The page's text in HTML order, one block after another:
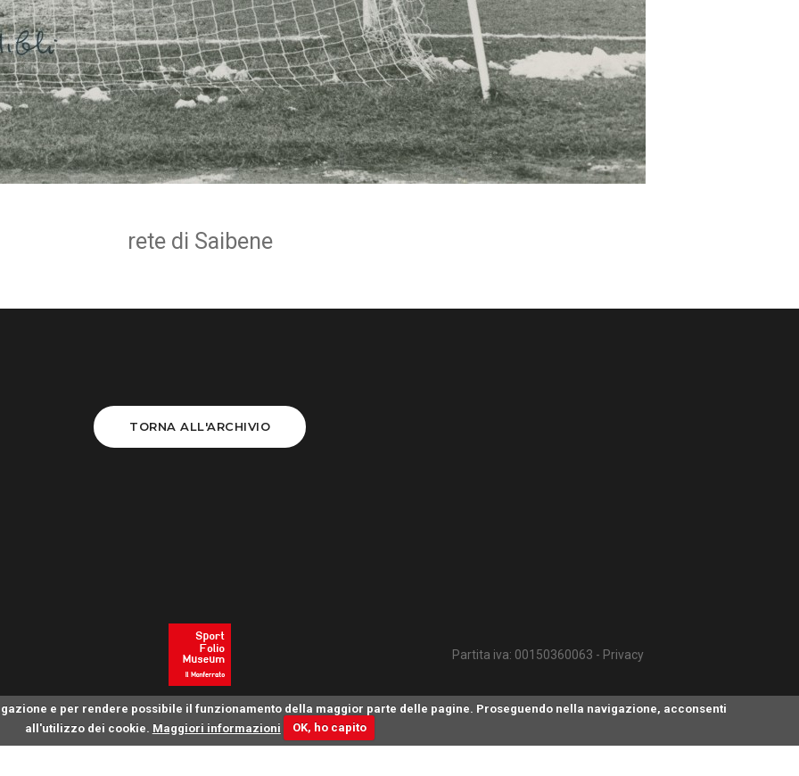
rete di Saibene
TORNA ALL'ARCHIVIO
Partita iva: 00150360063 - Privacy
e per rendere possibile il funzionamento della maggior parte delle pagine. Proseguendo nella navigazione, acconsenti
all'utilizzo dei cookie. Maggiori informazioni OK, ho capito